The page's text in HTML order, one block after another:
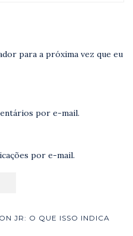
para a próxima vez que eu
por e-mail.
por e-mail.
JR: O QUE ISSO INDICA